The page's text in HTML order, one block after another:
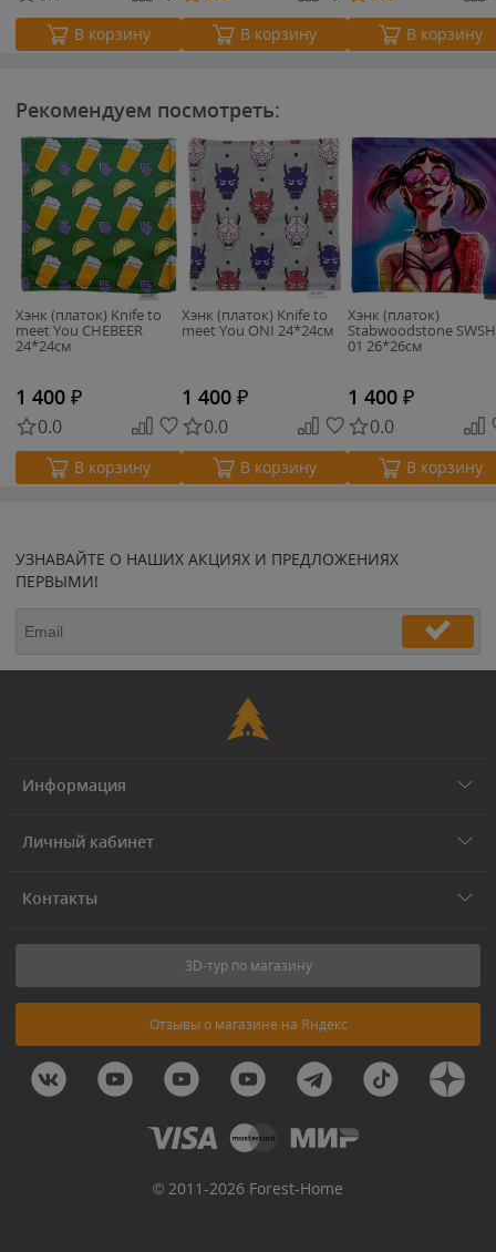
В корзину В корзину В корзину
Рекомендуем посмотреть:
Хэнк (платок) Knife to
meet You CHEBEER
24*24см
1 400 ₽
0.0
В корзину
Хэнк (платок) Knife to
meet You ONI 24*24см
1 400 ₽
0.0
В корзину
Хэнк (платок)
Stabwoodstone
01 26*26см
1 400 ₽
0.0
В корзину
УЗНАВАЙТЕ О НАШИХ АКЦИЯХ И ПРЕДЛОЖЕНИЯХ
ПЕРВЫМИ!
Информация
Личный кабинет
Контакты
3D-тур по магазину
Отзывы о магазине на Яндекс
© 2011-2026 Forest-Home